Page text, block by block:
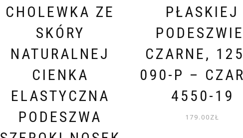
CHOLEWKA ZE
SKÓRY
NATURALNEJ
CIENKA
ELASTYCZNA
PODESZWA
PŁASKIEJ
CZARNE,
090-P –
4550-19
179.00ZŁ